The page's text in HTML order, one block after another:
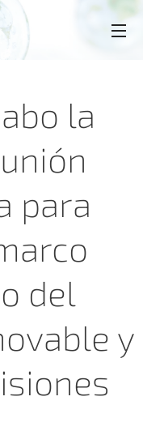
la
para
del
y